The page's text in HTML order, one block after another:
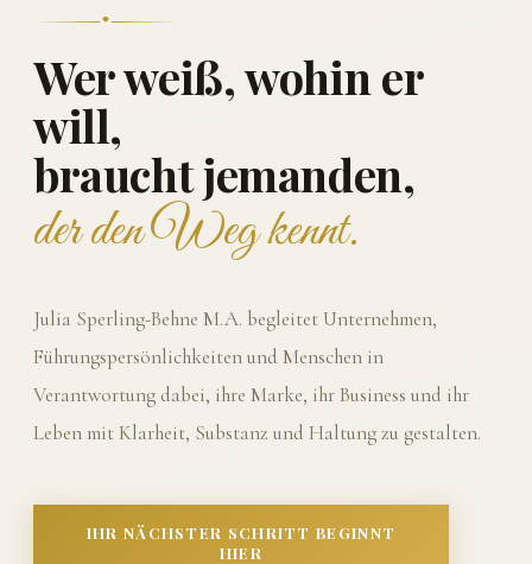
Wer weiß, wohin er
will,
braucht jemanden,
der den Weg kennt.
Julia Sperling-Behne M.A. begleitet Unternehmen,
Führungspersönlichkeiten und Menschen in
Verantwortung dabei, ihre Marke, ihr Business und ihr
Leben mit Klarheit, Substanz und Haltung zu gestalten.
IHR NÄCHSTER SCHRITT BEGINNT
HIER